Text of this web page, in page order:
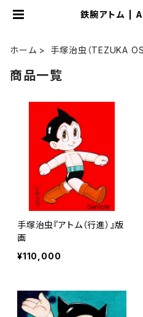
鉄腕アトム |
ホーム 手塚治虫（TEZUKA
商品一覧
手塚治虫『アトム（行進）』版
画
¥110,000